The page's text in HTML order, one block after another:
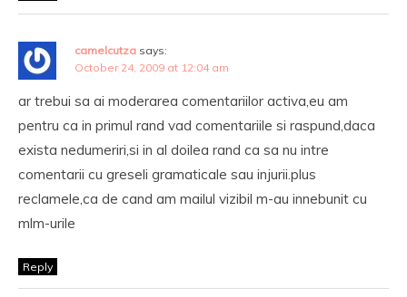
camelcutza says:
October 24, 2009 at 12:04 am
ar trebui sa ai moderarea comentariilor activa,eu am
pentru ca in primul rand vad comentariile si raspund,daca
exista nedumeriri,si in al doilea rand ca sa nu intre
comentarii cu greseli gramaticale sau injurii.plus
reclamele,ca de cand am mailul vizibil m-au innebunit cu
mlm-urile
Reply